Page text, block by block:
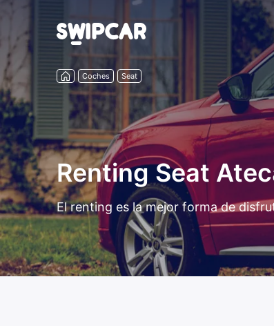
Coches Seat
Renting Seat
El renting es la mejor forma de